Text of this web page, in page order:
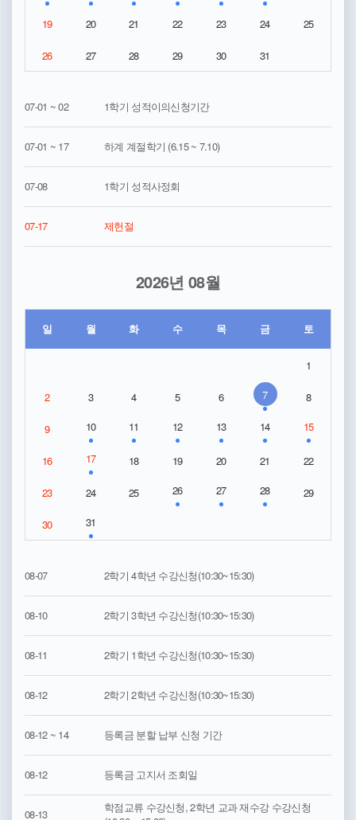
19 20 21 22 23 24 25
26 27 28 29 30 31
07-01 ~ 02 1학기 성적이의신청기간
07-01 ~ 17 하계 계절학기 (6.15 ~ 7.10)
07-08 1학기 성적사정회
07-17 제헌절
2026년 08월
일 월 화 수 목 금 토
1
2 3 4 5 6 7 8
9 10 11 12 13 14 15
16 17 18 19 20 21 22
23 24 25 26 27 28 29
30 31
08-07 2학기 4학년 수강신청(10:30~15:30)
08-10 2학기 3학년 수강신청(10:30~15:30)
08-11 2학기 1학년 수강신청(10:30~15:30)
08-12 2학기 2학년 수강신청(10:30~15:30)
08-12 ~ 14 등록금 분할 납부 신청 기간
08-12 등록금 고지서 조회일
08-13
학점교류 수강신청, 2학년 교과 재수강 수강신청